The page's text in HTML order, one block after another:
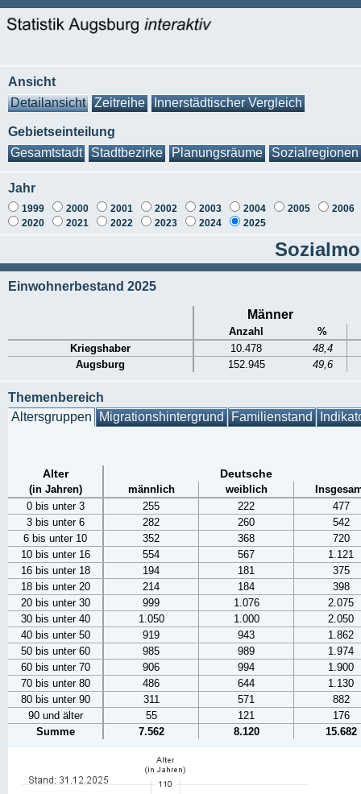
Ansicht
Detailansicht
Zeitreihe Innerstädtischer Vergleich
Gebietseinteilung
Gesamtstadt
Stadtbezirke Planungsräume Sozialregionen
Jahr
1999 2000 2001 2002 2003 2004 2005
2006
2020
2021 2022 2023 2024 2025
Einwohnerbestand 2025
Männer
Anzahl
%
Kriegshaber
10.478
48,4
Augsburg
152.945 49,6
Themenbereich
Altersgruppen Migrationshintergrund Familienstand
Alter Deutsche
(in Jahren) männlich weiblich
0 bis unter 3
255 222
477
3 bis unter 6
282 260
542
6 bis unter 10
352 368
720
10 bis unter 16
554 567
1.121
16 bis unter 18
194 181
375
18 bis unter 20
214 184
398
20 bis unter 30
999 1.076
2.075
30 bis unter 40
1.050 1.000
2.050
40 bis unter 50
919 943
1.862
50 bis unter 60
985 989
1.974
60 bis unter 70
906 994
1.900
70 bis unter 80
486 644
1.130
80 bis unter 90
311 571
882
90 und älter
55 121
176
Summe
7.562 8.120 15.682